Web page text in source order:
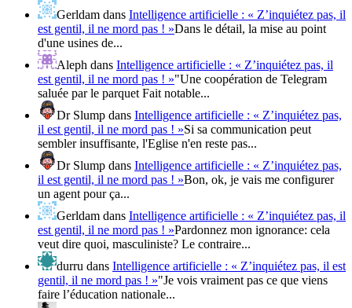
Gerldam dans Intelligence artificielle : « Z’inquiétez pas, il
est gentil, il ne mord pas ! »Dans le détail, la mise au point
d'une usines de...
Aleph dans Intelligence artificielle : « Z’inquiétez pas, il
est gentil, il ne mord pas ! »"Une coopération de Telegram
saluée par le parquet Fait notable...
Dr Slump dans Intelligence artificielle : « Z’inquiétez pas,
il est gentil, il ne mord pas ! »Si sa communication peut
sembler insuffisante, l'Eglise n'en reste pas...
Dr Slump dans Intelligence artificielle : « Z’inquiétez pas,
il est gentil, il ne mord pas ! »Bon, ok, je vais me configurer
un agent pour ça...
Gerldam dans Intelligence artificielle : « Z’inquiétez pas, il
est gentil, il ne mord pas ! »Pardonnez mon ignorance: cela
veut dire quoi, masculiniste? Le contraire...
durru dans Intelligence artificielle : « Z’inquiétez pas, il est
gentil, il ne mord pas ! »"Je vois vraiment pas ce que viens
faire l’éducation nationale...